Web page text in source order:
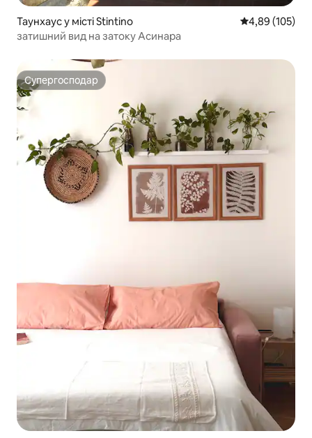
Таунхаус у місті Stintino Середня
4,89 (105)
затишний вид на затоку Асинара
Супергосподар
Супергосподар